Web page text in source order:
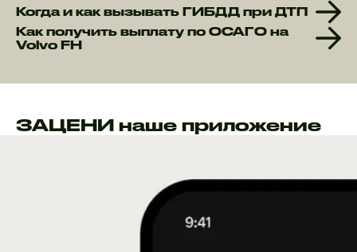
Когда и как вызывать ГИБДД при ДТП
Как получить выплату по ОСАГО на
Volvo FH
ЗАЦЕНИ наше приложение